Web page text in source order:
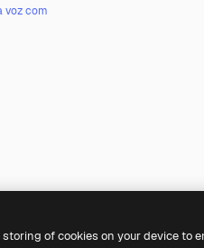
voz com
of cookies on your device to